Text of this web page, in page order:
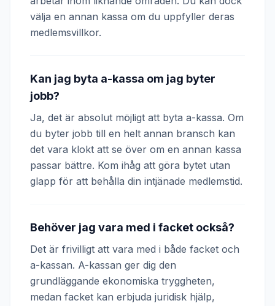
välja en annan kassa om du uppfyller deras
medlemsvillkor.
Kan jag byta a-kassa om jag byter
jobb?
Ja, det är absolut möjligt att byta a-kassa. Om
du byter jobb till en helt annan bransch kan
det vara klokt att se över om en annan kassa
passar bättre. Kom ihåg att göra bytet utan
glapp för att behålla din intjänade medlemstid.
Behöver jag vara med i facket också?
Det är frivilligt att vara med i både facket och
a-kassan. A-kassan ger dig den
grundläggande ekonomiska tryggheten,
medan facket kan erbjuda juridisk hjälp,